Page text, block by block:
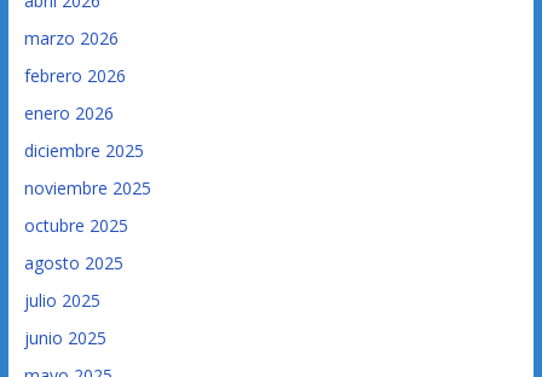
marzo 2026
febrero 2026
enero 2026
diciembre 2025
noviembre 2025
octubre 2025
agosto 2025
julio 2025
junio 2025